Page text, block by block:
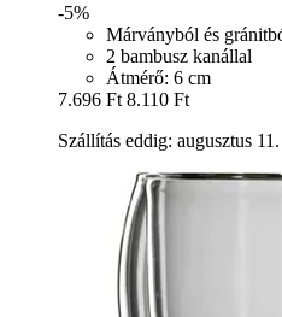
-5%
Márványból és
2 bambusz kanállal
Átmérő: 6 cm
7.696 Ft 8.110 Ft
Szállítás eddig: augusztus 11.